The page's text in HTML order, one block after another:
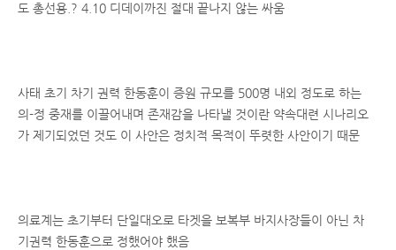
도 총선용.? 4.10 디데이까진 절대 끝나지 않는 싸움
사태 초기 차기 권력 한동훈이 증원 규모를 500명 내외 정도로 하는
의-정 중재를 이끌어내며 존재감을 나타낼 것이란 약속대련 시나리오
가 제기되었던 것도 이 사안은 정치적 목적이 뚜렷한 사안이기 때문
의료계는 초기부터 단일대오로 타겟을 보복부 바지사장들이 아닌 차
기권력 한동훈으로 정했어야 했음